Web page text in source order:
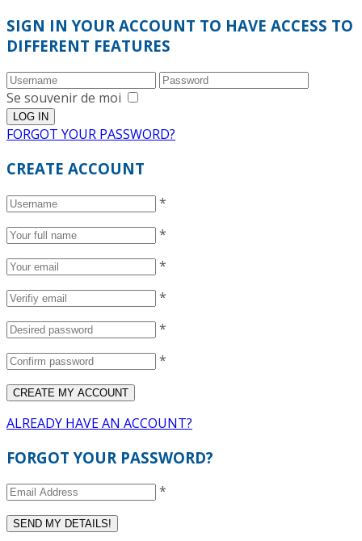
SIGN IN YOUR ACCOUNT TO HAVE ACCESS TO
DIFFERENT FEATURES
Se souvenir de moi
FORGOT YOUR PASSWORD?
CREATE ACCOUNT
*
*
*
*
*
*
ALREADY HAVE AN ACCOUNT?
FORGOT YOUR PASSWORD?
*